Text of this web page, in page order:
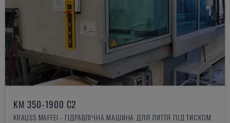
KM 350-1900 C2
KRAUSS MAFFEI - ГІДРАВЛІЧНА МАШИНА ДЛЯ ЛИТТЯ ПІД ТИСКОМ